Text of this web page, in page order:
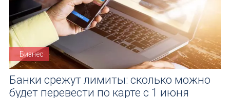
Бизнес
Банки срежут лимиты: сколько можно
будет перевести по карте с 1 июня